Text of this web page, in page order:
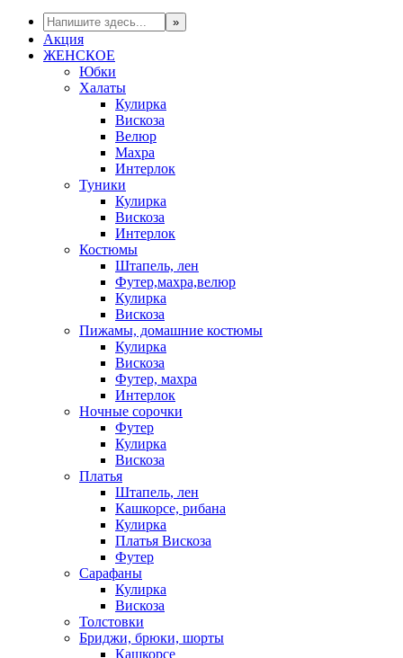
Акция
ЖЕНСКОЕ
Юбки
Халаты
Кулирка
Вискоза
Велюр
Махра
Интерлок
Туники
Кулирка
Вискоза
Интерлок
Костюмы
Штапель, лен
Футер,махра,велюр
Кулирка
Вискоза
Пижамы, домашние костюмы
Кулирка
Вискоза
Футер, махра
Интерлок
Ночные сорочки
Футер
Кулирка
Вискоза
Платья
Штапель, лен
Кашкорсе, рибана
Кулирка
Платья Вискоза
Футер
Сарафаны
Кулирка
Вискоза
Толстовки
Бриджи, брюки, шорты
Кашкорсе